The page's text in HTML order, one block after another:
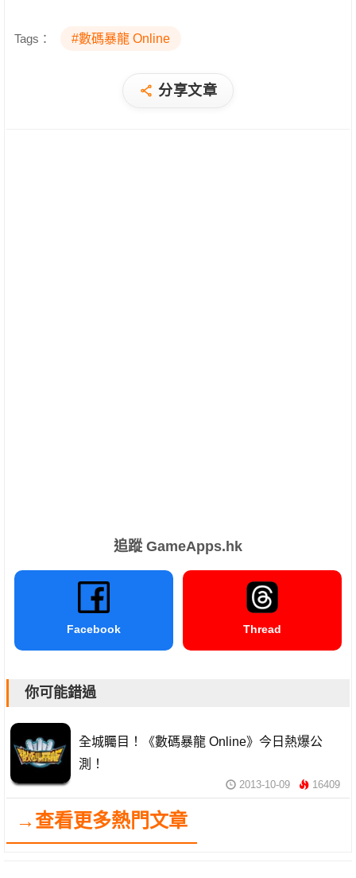
Tags： #數碼暴龍 Online
分享文章
追蹤 GameApps.hk
Facebook Thread
你可能錯過
全城矚目！《數碼暴龍 Online》今日熱爆公
測！
2013-10-09 16409
→查看更多熱門文章